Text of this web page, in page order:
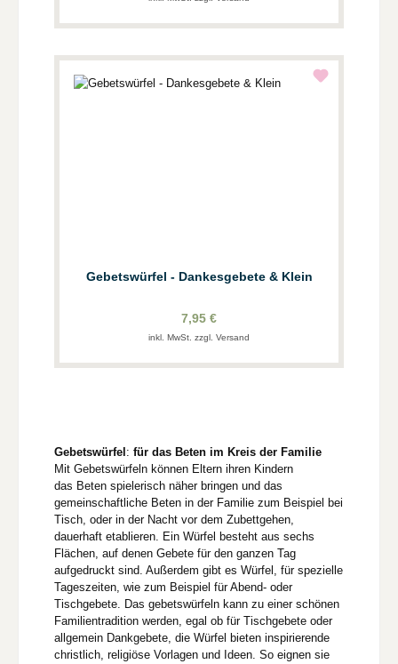
Gebetswürfel - Dankesgebete & Klein
7,95 €
inkl. MwSt. zzgl. Versand
Gebetswürfel : für das Beten im Kreis der Familie
Mit Gebetswürfeln können Eltern ihren Kindern
das Beten spielerisch näher bringen und das
gemeinschaftliche Beten in der Familie zum Beispiel bei
Tisch, oder in der Nacht vor dem Zubettgehen,
dauerhaft etablieren. Ein Würfel besteht aus sechs
Flächen, auf denen Gebete für den ganzen Tag
aufgedruckt sind. Außerdem gibt es Würfel, für spezielle
Tageszeiten, wie zum Beispiel für Abend- oder
Tischgebete. Das gebetswürfeln kann zu einer schönen
Familientradition werden, egal ob für Tischgebete oder
allgemein Dankgebete, die Würfel bieten inspirierende
christlich, religiöse Vorlagen und Ideen. So eignen sie